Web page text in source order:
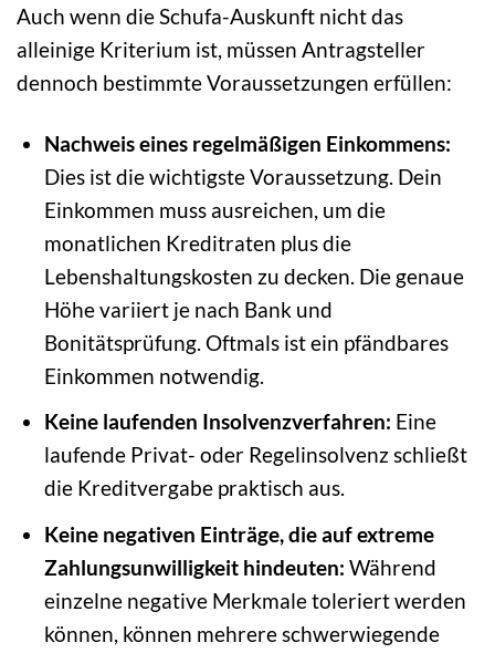
Auch wenn die Schufa-Auskunft nicht das
alleinige Kriterium ist, müssen Antragsteller
dennoch bestimmte Voraussetzungen erfüllen:
Nachweis eines regelmäßigen Einkommens:
Dies ist die wichtigste Voraussetzung. Dein
Einkommen muss ausreichen, um die
monatlichen Kreditraten plus die
Lebenshaltungskosten zu decken. Die genaue
Höhe variiert je nach Bank und
Bonitätsprüfung. Oftmals ist ein pfändbares
Einkommen notwendig.
Keine laufenden Insolvenzverfahren: Eine
laufende Privat- oder Regelinsolvenz schließt
die Kreditvergabe praktisch aus.
Keine negativen Einträge, die auf extreme
Zahlungsunwilligkeit hindeuten: Während
einzelne negative Merkmale toleriert werden
können, können mehrere schwerwiegende